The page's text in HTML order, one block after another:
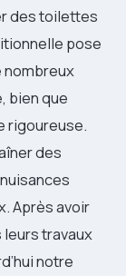
des toilettes
pose
nombreux
bien que
rigoureuse.
des
Après avoir
travaux
notre